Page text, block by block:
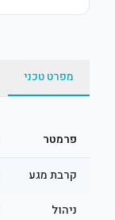
מפרט טכני
פרמטר
קרבת מגע
ניהול